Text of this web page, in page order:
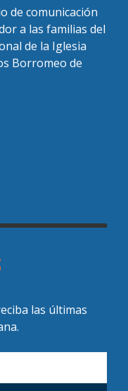
de comunicación
a las familias del
de la Iglesia
Borromeo de
las últimas